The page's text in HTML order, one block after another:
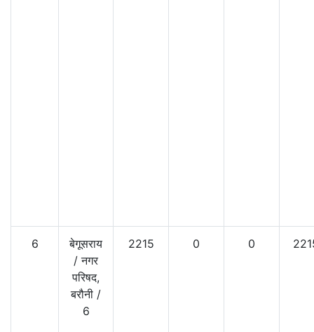
6
बेगूसराय
/नगर
परिषद,
बरौनी /
6
2215 0 0